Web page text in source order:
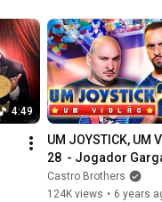
4:49
UM JOYSTICK, UM
28  - Jogador
Castro Brothers
124K views • 6 years